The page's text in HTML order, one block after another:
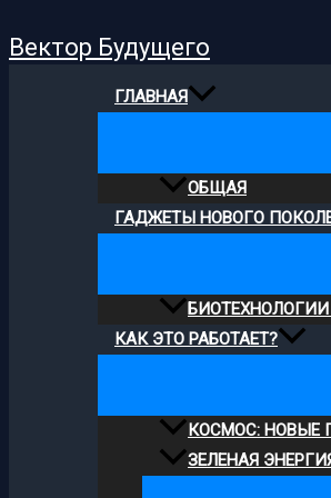
кВектор Будущего
ГЛАВНАЯ
ОБЩАЯ
ГАДЖЕТЫ НОВОГО
КАК ЭТО РАБОТАЕТ?
КОСМОС: НОВЫЕ
ЗЕЛЕНАЯ